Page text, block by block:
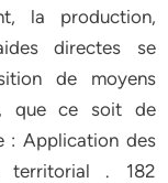
la production,
directes se
de moyens
que ce soit de
: Application des
territorial . 182